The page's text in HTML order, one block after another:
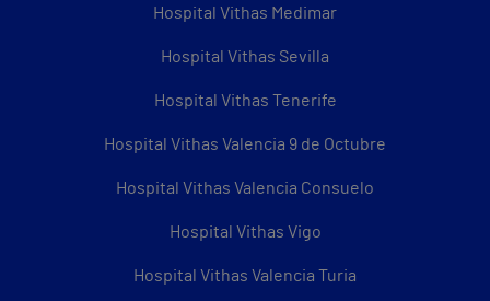
Hospital Vithas Medimar
Hospital Vithas Sevilla
Hospital Vithas Tenerife
Hospital Vithas Valencia 9 de Octubre
Hospital Vithas Valencia Consuelo
Hospital Vithas Vigo
Hospital Vithas Valencia Turia